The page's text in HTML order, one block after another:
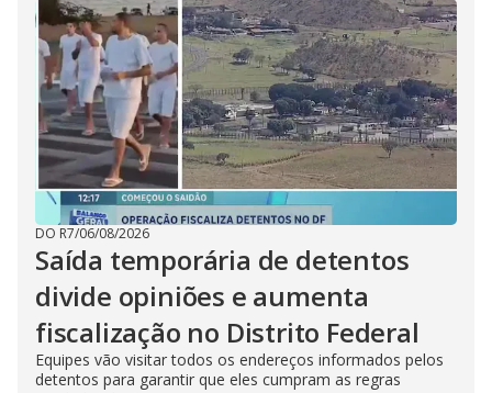
DO R7/06/08/2026
Saída temporária de detentos
divide opiniões e aumenta
fiscalização no Distrito Federal
Equipes vão visitar todos os endereços informados pelos
detentos para garantir que eles cumpram as regras